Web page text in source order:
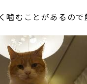
噛むことがあるので